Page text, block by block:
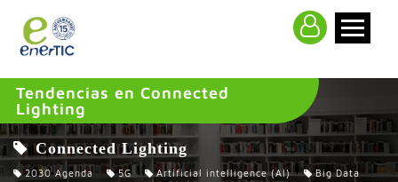
Tendencias en Connected
Lighting
Connected Lighting
2030 Agenda 5G Artificial intelligence (AI)
Big Data